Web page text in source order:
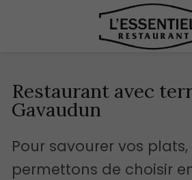
Restaurant avec
Gavaudun
Pour savourer vos
permettons de choisir